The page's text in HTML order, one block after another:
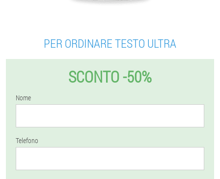
PER ORDINARE TESTO ULTRA
SCONTO -50%
Nome
Telefono